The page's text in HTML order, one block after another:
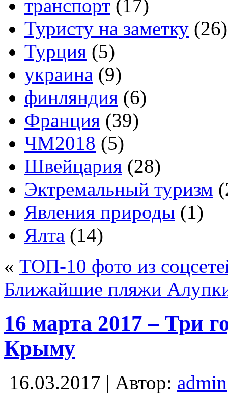
транспорт (17)
Туристу на заметку (26)
Турция (5)
украина (9)
финляндия (6)
Франция (39)
ЧМ2018 (5)
Швейцария (28)
Эктремальный туризм
Явления природы (1)
Ялта (14)
« ТОП-10 фото из
Ближайшие пляжи
16 марта 2017 – Три
Крыму
16.03.2017 | Автор: admin